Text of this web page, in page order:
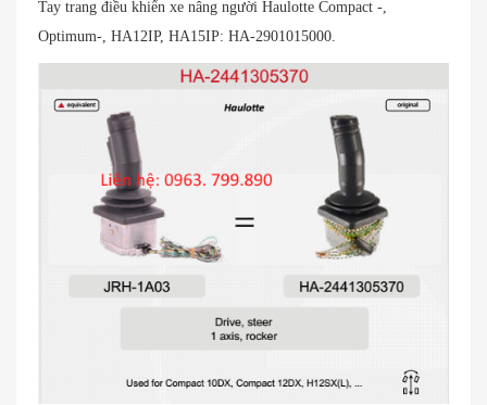
Tay trang điều khiển xe nâng người Haulotte Compact -,
Optimum-, HA12IP, HA15IP: HA-2901015000.